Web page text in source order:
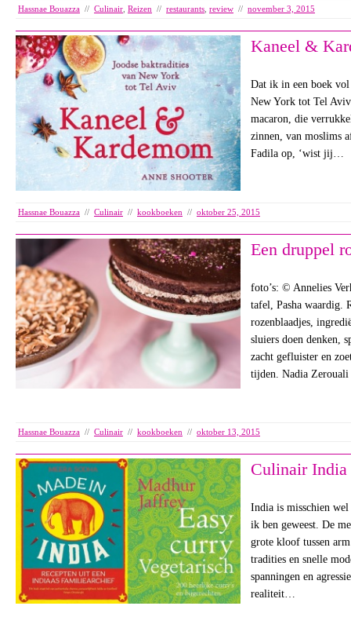
Hassnae Bouazza // Culinair Reizen // restaurants review // november 3, 2015
Kaneel &
Dat ik in een boek vol
New York tot Tel
macaron, die
zinnen, van moslims
Fadila op, ‘wist jij…
Hassnae Bouazza // Culinair // kookboeken // oktober 25, 2015
Een druppel
foto’s: © Annelies
tafel, Pasha waardig.
rozenblaadjes,
sluiers doen denken,
zacht gefluister en
tijden. Nadia
Hassnae Bouazza // Culinair // kookboeken // oktober 13, 2015
Culinair India
India is misschien wel
ik ben geweest. De
grote kloof tussen
tradities en snelle
spanningen en
realiteit…